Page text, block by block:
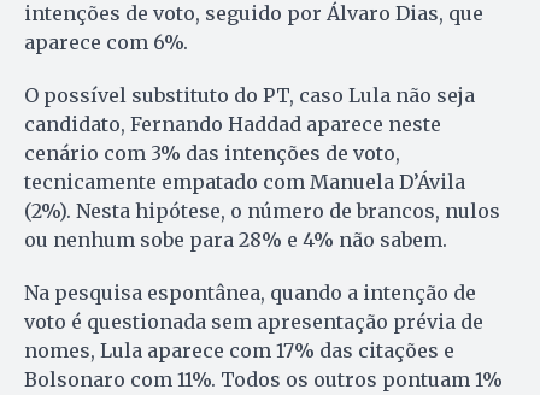
intenções de voto, seguido por Álvaro Dias, que
aparece com 6%.
O possível substituto do PT, caso Lula não seja
candidato, Fernando Haddad aparece neste
cenário com 3% das intenções de voto,
tecnicamente empatado com Manuela D’Ávila
(2%). Nesta hipótese, o número de brancos, nulos
ou nenhum sobe para 28% e 4% não sabem.
Na pesquisa espontânea, quando a intenção de
voto é questionada sem apresentação prévia de
nomes, Lula aparece com 17% das citações e
Bolsonaro com 11%. Todos os outros pontuam 1%